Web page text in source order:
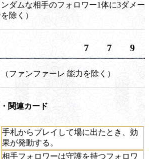
ダムな相手のフォロワー1体に3ダメー
除く）
7 7 9
ファンファーレ 能力を除く）
関連カード
手札からプレイして場に出たとき、効
果が発動する。
相手フォロワーは守護を持つフォロワ